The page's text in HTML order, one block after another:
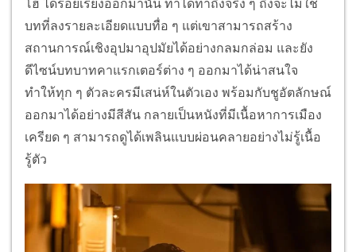
โฮ ได้ร้อยเรียงออกมานั้น ทำได้ทำถึงจริง ๆ ถึงจะไม่ใช่
บทที่ลงรายละเอียดแบบทื่อ ๆ แต่เขาสามารถสร้าง
สถานการณ์เชิงอุปมาอุปมัยได้อย่างกลมกล่อม และยัง
ดีไซน์บทบาทคาแรกเตอร์ต่าง ๆ ออกมาได้น่าสนใจ
ทำให้ทุก ๆ ตัวละครมีเสน่ห์ในตัวเอง พร้อมกับชูอัตลักษณ์
ออกมาได้อย่างมีสีสัน กลายเป็นหนังที่มีเนื้อหาการเมือง
เครียด ๆ สามารถดูได้เพลินแบบผ่อนคลายอย่างไม่รู้เนื้อ
รู้ตัว